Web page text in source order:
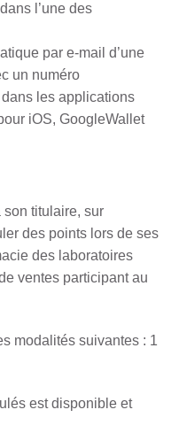
l’une des
par e-mail d’une
un numéro
les applications
iOS, GoogleWallet
son titulaire, sur
des points lors de ses
des laboratoires
ventes participant au
modalités suivantes : 1
est disponible et